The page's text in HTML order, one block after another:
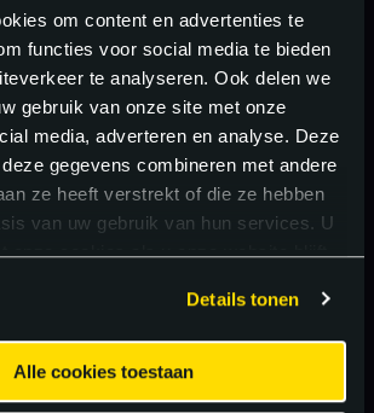
om content en advertenties te
functies voor social media te bieden
te analyseren. Ook delen we
gebruik van onze site met onze
media, adverteren en analyse. Deze
gegevens combineren met andere
ze heeft verstrekt of die ze hebben
van uw gebruik van hun services. U
onze cookies als u onze website blijft
Details tonen
Alle cookies toestaan